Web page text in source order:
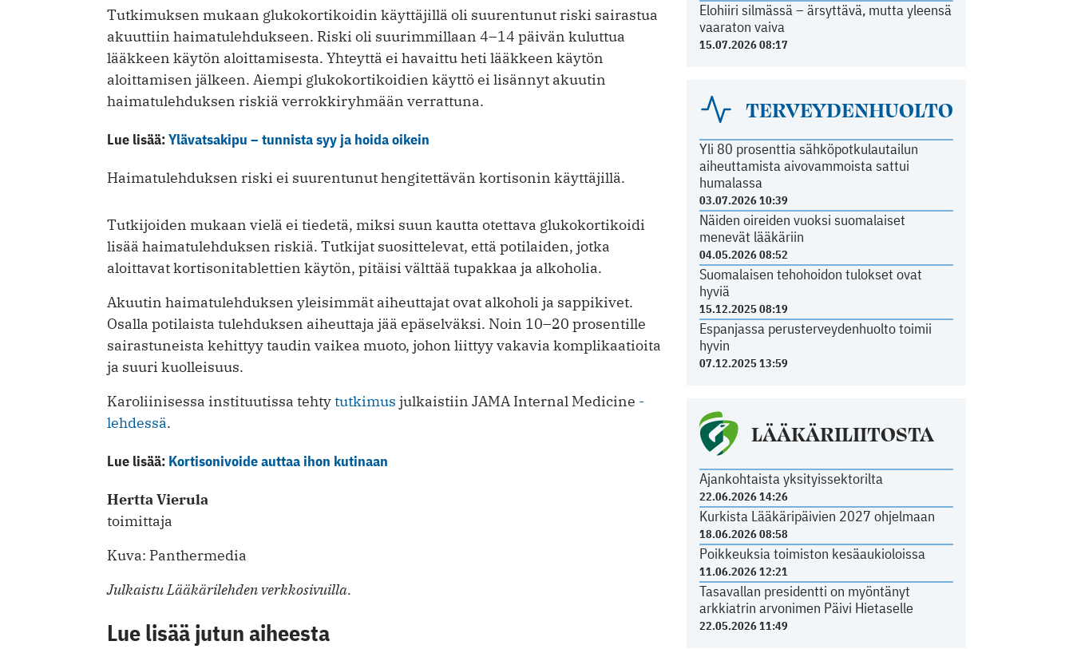
Elohiiri silmässä – ärsyttävä, mutta yleensä
vaaraton vaiva
15.07.2026 08:17
TERVEYDENHUOLTO
Yli 80 prosenttia sähköpotkulautailun
aiheuttamista aivovammoista sattui
humalassa
03.07.2026 10:39
Näiden oireiden vuoksi suomalaiset
menevät lääkäriin
04.05.2026 08:52
Suomalaisen tehohoidon tulokset ovat
hyviä
15.12.2025 08:19
Espanjassa perusterveydenhuolto toimii
hyvin
07.12.2025 13:59
LÄÄKÄRILIITOSTA
Ajankohtaista yksityissektorilta
22.06.2026 14:26
Kurkista Lääkäripäivien 2027 ohjelmaan
18.06.2026 08:58
Poikkeuksia toimiston kesäaukioloissa
11.06.2026 12:21
Tasavallan presidentti on myöntänyt
arkkiatrin arvonimen Päivi Hietaselle
22.05.2026 11:49
Tutkimuksen mukaan glukokortikoidin käyttäjillä oli suurentunut riski sairastua
akuuttiin haimatulehdukseen. Riski oli suurimmillaan 4–14 päivän kuluttua
lääkkeen käytön aloittamisesta. Yhteyttä ei havaittu heti lääkkeen käytön
aloittamisen jälkeen. Aiempi glukokortikoidien käyttö ei lisännyt akuutin
haimatulehduksen riskiä verrokkiryhmään verrattuna.
Lue lisää:Ylävatsakipu – tunnista syy ja hoida oikein
Haimatulehduksen riski ei suurentunut hengitettävän kortisonin käyttäjillä.
Tutkijoiden mukaan vielä ei tiedetä, miksi suun kautta otettava glukokortikoidi
lisää haimatulehduksen riskiä. Tutkijat suosittelevat, että potilaiden, jotka
aloittavat kortisonitablettien käytön, pitäisi välttää tupakkaa ja alkoholia.
Akuutin haimatulehduksen yleisimmät aiheuttajat ovat alkoholi ja sappikivet.
Osalla potilaista tulehduksen aiheuttaja jää epäselväksi. Noin 10–20 prosentille
sairastuneista kehittyy taudin vaikea muoto, johon liittyy vakavia komplikaatioita
ja suuri kuolleisuus.
Karoliinisessa instituutissa tehtytutkimus julkaistiin JAMA Internal Medicine -
lehdessä.
Lue lisää: Kortisonivoide auttaa ihon kutinaan
Hertta Vierula
toimittaja
Kuva: Panthermedia
Julkaistu Lääkärilehden verkkosivuilla.
Lue lisää jutun aiheesta